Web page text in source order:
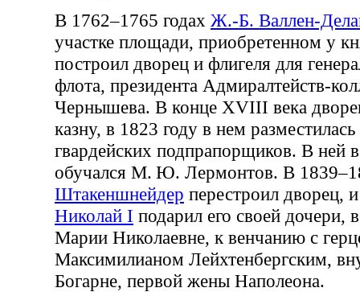
В 1762–1765 годах Ж.-Б. Валлен-
участке площади, приобретенном у
построил дворец и флигеля для
флота, президента Адмиралтейств-
Чернышева. В конце XVIII века
казну, в 1823 году в нем
гвардейских подпрапорщиков. В ней
обучался М. Ю. Лермонтов. В
Штакеншнейдер перестроил дворец,
Николай I подарил его своей дочери,
Марии Николаевне, к венчанию с
Максимилианом Лейхтенбергским,
Богарне, первой жены Наполеона.